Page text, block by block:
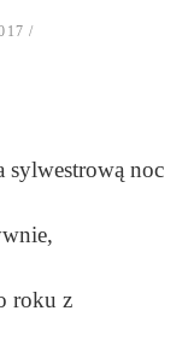
sylwestrową noc
roku z